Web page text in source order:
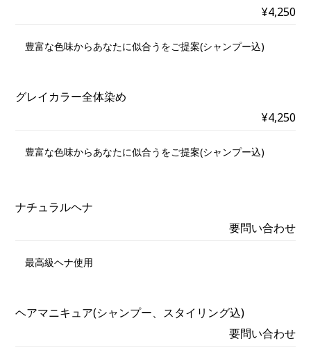
¥4,250
豊富な色味からあなたに似合うをご提案(シャンプー込)
グレイカラー全体染め
¥4,250
豊富な色味からあなたに似合うをご提案(シャンプー込)
ナチュラルヘナ
要問い合わせ
最高級ヘナ使用
ヘアマニキュア(シャンプー、スタイリング込)
要問い合わせ